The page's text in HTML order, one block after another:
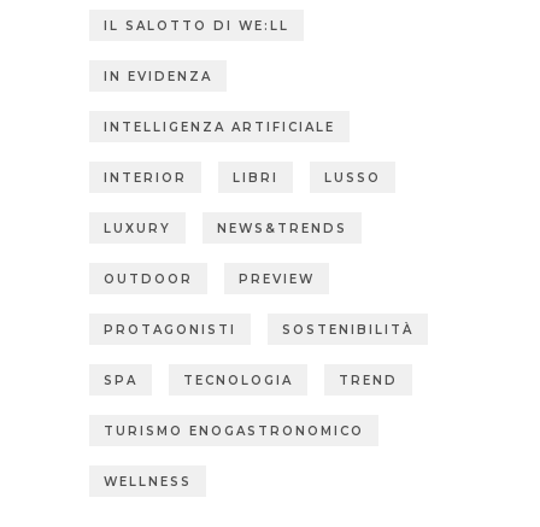
IL SALOTTO DI WE:LL
IN EVIDENZA
INTELLIGENZA ARTIFICIALE
INTERIOR LIBRI LUSSO
LUXURY NEWS&TRENDS
OUTDOOR PREVIEW
PROTAGONISTI SOSTENIBILITÀ
SPA TECNOLOGIA TREND
TURISMO ENOGASTRONOMICO
WELLNESS